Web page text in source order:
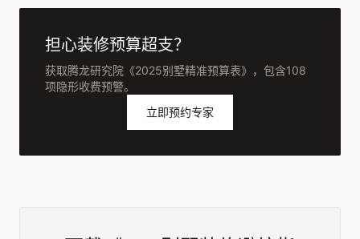
担心装修预算超支？
获取腾龙研究院《2025别墅精准预算表》，包含108
项隐形收费预警。
立即预约专家